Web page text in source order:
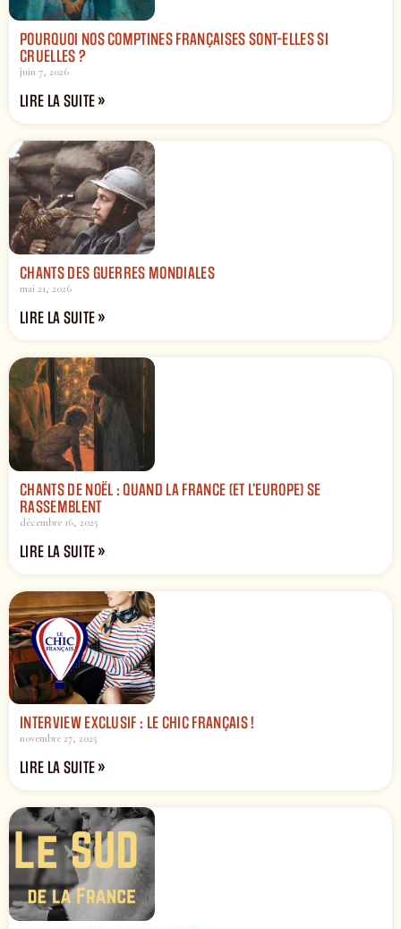
POURQUOI NOS COMPTINES FRANÇAISES SONT-ELLES SI
CRUELLES ?
juin 7, 2026
LIRE LA SUITE »
CHANTS DES GUERRES MONDIALES
mai 21, 2026
LIRE LA SUITE »
CHANTS DE NOËL : QUAND LA FRANCE (ET L’EUROPE) SE
RASSEMBLENT
décembre 16, 2025
LIRE LA SUITE »
INTERVIEW EXCLUSIF : LE CHIC FRANÇAIS !
novembre 27, 2025
LIRE LA SUITE »